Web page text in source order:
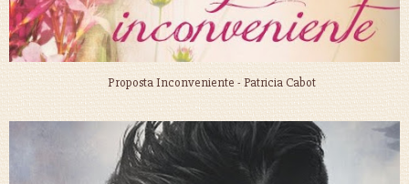
Proposta Inconveniente - Patricia Cabot